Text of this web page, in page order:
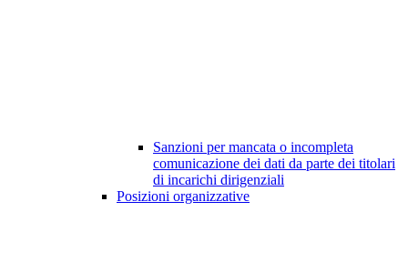
Sanzioni per mancata o incompleta
comunicazione dei dati da parte dei titolari
di incarichi dirigenziali
Posizioni organizzative